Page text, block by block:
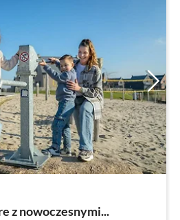
z nowoczesnymi...